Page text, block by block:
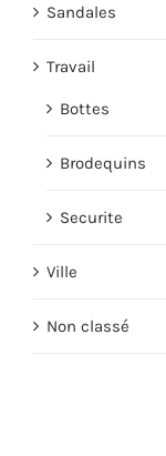
Sandales
Travail
Bottes
Brodequins
Securite
Ville
Non classé